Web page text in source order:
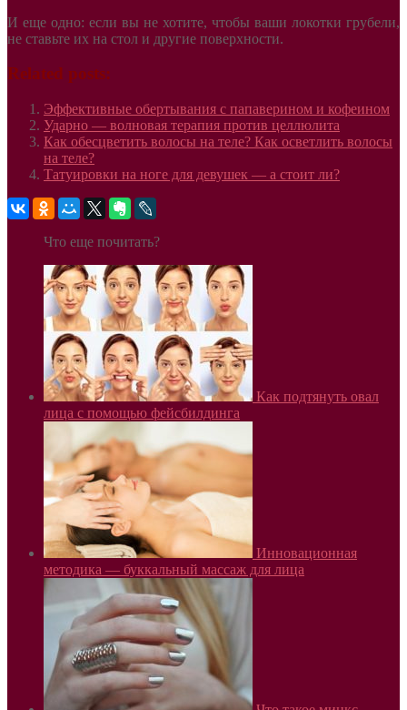
И еще одно: если вы не хотите, чтобы ваши локотки грубели,
не ставьте их на стол и другие поверхности.
Related posts:
Эффективные обертывания с папаверином и кофеином
Ударно — волновая терапия против целлюлита
Как обесцветить волосы на теле? Как осветлить волосы
на теле?
Татуировки на ноге для девушек — а стоит ли?
Что еще почитать?
Как подтянуть овал
лица с помощью фейсбилдинга
Инновационная
методика — буккальный массаж для лица